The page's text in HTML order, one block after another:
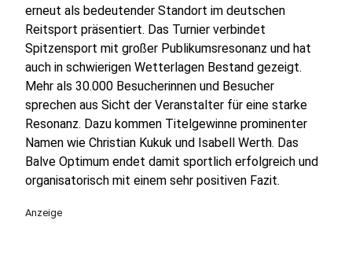
erneut als bedeutender Standort im deutschen
Reitsport präsentiert. Das Turnier verbindet
Spitzensport mit großer Publikumsresonanz und hat
auch in schwierigen Wetterlagen Bestand gezeigt.
Mehr als 30.000 Besucherinnen und Besucher
sprechen aus Sicht der Veranstalter für eine starke
Resonanz. Dazu kommen Titelgewinne prominenter
Namen wie Christian Kukuk und Isabell Werth. Das
Balve Optimum endet damit sportlich erfolgreich und
organisatorisch mit einem sehr positiven Fazit.
Anzeige